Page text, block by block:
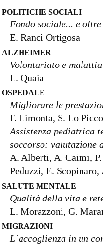
POLITICHE SOCIALI
Fondo sociale... e oltre
E. Ranci Ortigosa
ALZHEIMER
Volontariato e
L. Quaia
OSPEDALE
Migliorare le
F. Limonta, S. Lo
Assistenza pediatrica
soccorso: valutazione
A. Alberti, A. Caimi,
Peduzzi, E.
SALUTE MENTALE
Qualità della vita e
L. Morazzoni, G.
MIGRAZIONI
L´accoglienza in un